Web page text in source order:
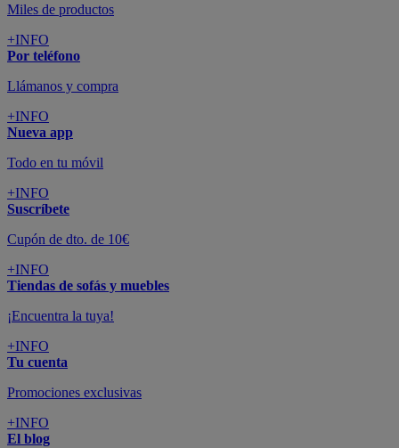
Miles de productos
+INFO
Por teléfono
Llámanos y compra
+INFO
Nueva app
Todo en tu móvil
+INFO
Suscríbete
Cupón de dto. de 10€
+INFO
Tiendas de sofás y muebles
¡Encuentra la tuya!
+INFO
Tu cuenta
Promociones exclusivas
+INFO
El blog